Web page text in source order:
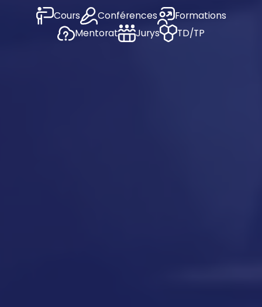
Cours Conférences
Formations
Mentorat
Jurys TD/TP